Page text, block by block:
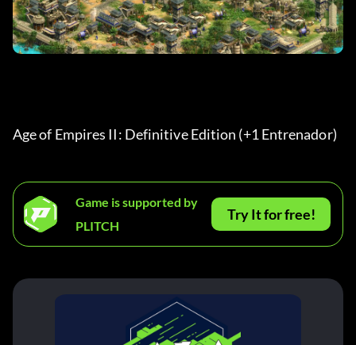
Age of Empires II: Definitive Edition (+1 Entrenador)
Game is supported by
PLITCH
Try It for free!